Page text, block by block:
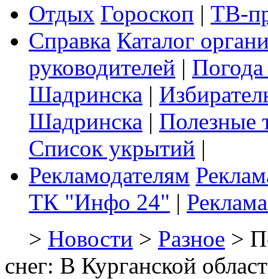
Отдых Гороскоп | ТВ-
Справка Каталог
руководителей |
Шадринска |
Шадринска | Полезные
Список укрытий |
Рекламодателям
ТК "Инфо 24" |
> Новости > Разное >
снег: В Курганской